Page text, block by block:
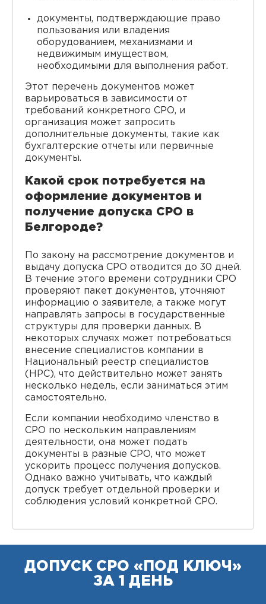
документы, подтверждающие право
пользования или владения
оборудованием, механизмами и
недвижимым имуществом,
необходимыми для выполнения работ.
Этот перечень документов может
варьироваться в зависимости от
требований конкретного СРО, и
организация может запросить
дополнительные документы, такие как
бухгалтерские отчеты или первичные
документы.
Какой срок потребуется на
оформление документов и
получение допуска СРО в
Белгороде?
По закону на рассмотрение документов и
выдачу допуска СРО отводится до 30 дней.
В течение этого времени сотрудники СРО
проверяют пакет документов, уточняют
информацию о заявителе, а также могут
направлять запросы в государственные
структуры для проверки данных. В
некоторых случаях может потребоваться
внесение специалистов компании в
Национальный реестр специалистов
(НРС), что действительно может занять
несколько недель, если заниматься этим
самостоятельно.
Если компании необходимо членство в
СРО по нескольким направлениям
деятельности, она может подать
документы в разные СРО, что может
ускорить процесс получения допусков.
Однако важно учитывать, что каждый
допуск требует отдельной проверки и
соблюдения условий конкретной СРО.
ДОПУСК СРО «ПОД КЛЮЧ»
ЗА 1 ДЕНЬ